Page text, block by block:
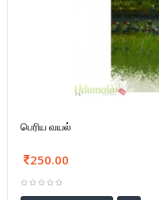
பெரிய வயல்
250.00